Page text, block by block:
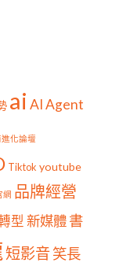
ai AI Agent
進化論壇
Tiktok youtube
網 品牌經營
型 新媒體書
短影音笑長